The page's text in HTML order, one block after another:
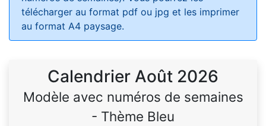
télécharger au format pdf ou jpg et les imprimer
au format A4 paysage.
Calendrier Août 2026
Modèle avec numéros de semaines
- Thème Bleu